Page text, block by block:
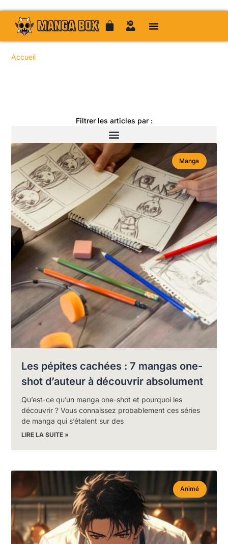
Accueil
Filtrer les articles par :
Manga
Les pépites cachées : 7 mangas one-
shot d’auteur à découvrir absolument
Qu’est-ce qu’un manga one-shot et pourquoi les
découvrir ? Vous connaissez probablement ces séries
de manga qui s’étalent sur des
LIRE LA SUITE »
Animé